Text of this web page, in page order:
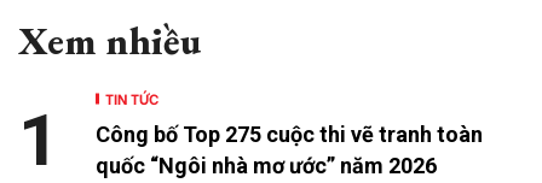
Xem nhiều
TIN TỨC
Công bố Top 275 cuộc thi vẽ tranh toàn
quốc “Ngôi nhà mơ ước” năm 2026
1